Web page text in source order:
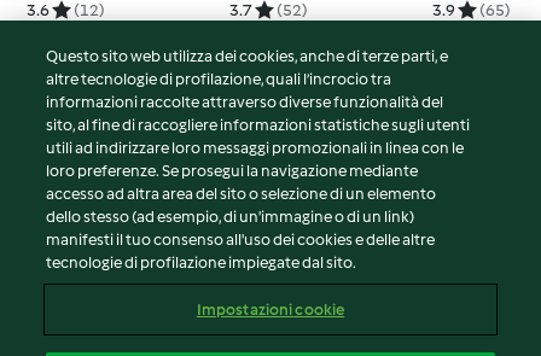
3.6 (12) 3.7 (52) 3.9 (65)
© Copyright 2026
Termini del servizio
Informativa sulla privacy
Avvertenze generali
Note legali
Contenuto del rapporto
Questo sito web utilizza dei cookies, anche di terze parti, e
altre tecnologie di profilazione, quali l’incrocio tra
informazioni raccolte attraverso diverse funzionalità del
sito, al fine di raccogliere informazioni statistiche sugli utenti
utili ad indirizzare loro messaggi promozionali in linea con le
loro preferenze. Se prosegui la navigazione mediante
accesso ad altra area del sito o selezione di un elemento
dello stesso (ad esempio, di un'immagine o di un link)
manifesti il tuo consenso all'uso dei cookies e delle altre
tecnologie di profilazione impiegate dal sito.
Impostazioni cookie